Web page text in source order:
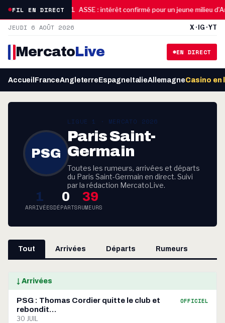
FIL EN DIRECT
le dossier13:31 ASSE : intérêt confirmé pour un jeune milieu
JEUDI 6 AOÛT 2026 X · IG · YT
MercatoLive EN DIRECT
Accueil FranceAngleterreEspagneItalieAllemagneCasino en
PSG
LIGUE 1 · MERCATO 2026
Paris Saint-
Germain
Toutes les rumeurs, arrivées et départs
du Paris Saint-Germain en direct. Suivi
par la rédaction MercatoLive.
1
ARRIVÉES
0
DÉPARTS
39
RUMEURS
Tout Arrivées Départs Rumeurs
↓ Arrivées
PSG : Thomas Cordier quitte le club et
rebondit…
OFFICIEL
30 JUIL